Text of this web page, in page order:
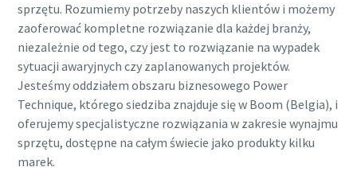
sprzętu. Rozumiemy potrzeby naszych klientów i możemy
zaoferować kompletne rozwiązanie dla każdej branży,
niezależnie od tego, czy jest to rozwiązanie na wypadek
sytuacji awaryjnych czy zaplanowanych projektów.
Jesteśmy oddziałem obszaru biznesowego Power
Technique, którego siedziba znajduje się w Boom (Belgia), i
oferujemy specjalistyczne rozwiązania w zakresie wynajmu
sprzętu, dostępne na całym świecie jako produkty kilku
marek.